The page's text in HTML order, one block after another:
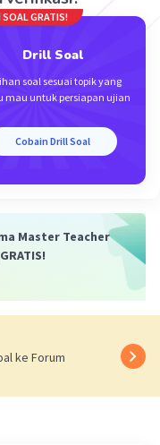
GRATIS!
Drill Soal
soal sesuai topik yang
mau untuk persiapan ujian
Cobain Drill Soal
Master Teacher
ke Forum